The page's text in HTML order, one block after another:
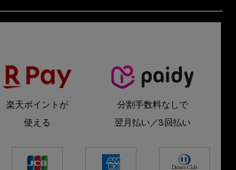
楽天ポイントが
使える
分割手数料なしで
翌月払い／3回払い